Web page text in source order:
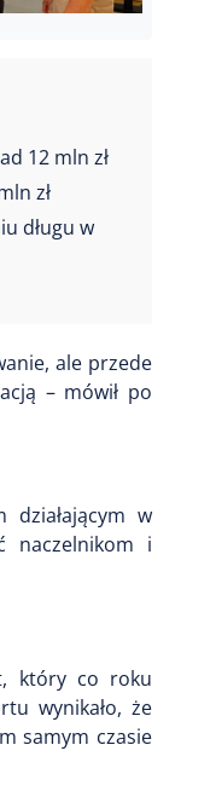
12 mln zł
zł
długu w
ale przede
– mówił po
działającym w
naczelnikom i
który co roku
wynikało, że
samym czasie